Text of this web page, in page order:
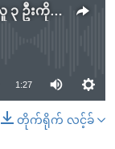
မလေးရှားလေယာဉ် ပစ်ချခံရမှုအတွက် လူ ၃ ဦးကို မျက်ကွယ်မှာ ထောင်တသက်ချ
1:27
တိုက်ရိုက် လင့်ခ်